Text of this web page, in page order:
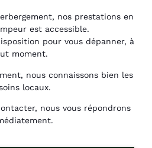
nos prestations en
est accessible.
pour vous dépanner, à
moment.
nous connaissons bien les
locaux.
nous vous répondrons